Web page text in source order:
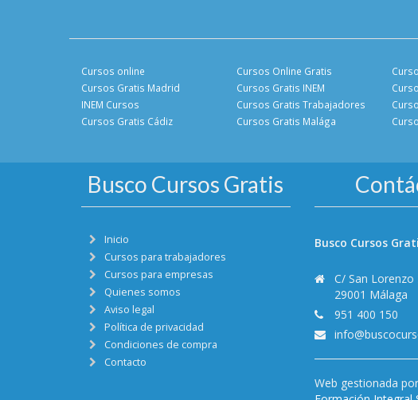
Cursos online
Cursos Gratis Madrid
INEM Cursos
Cursos Gratis Cádiz
Cursos Online Gratis
Cursos Gratis INEM
Cursos Gratis Trabajadores
Cursos Gratis Malága
Busco Cursos Gratis
Inicio
Cursos para trabajadores
Cursos para empresas
Quienes somos
Aviso legal
Política de privacidad
Condiciones de compra
Contacto
Busco Cursos
C/ San Lorenzo
29001 Málaga
951 400 150
Web gestionada